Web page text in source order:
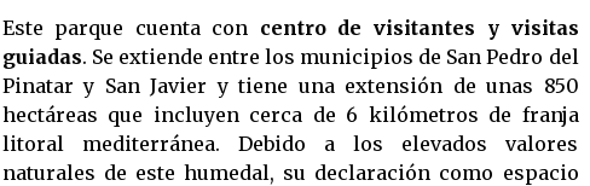
Este parque cuenta con centro de visitantes y visitas
guiadas. Se extiende entre los municipios de San Pedro del
Pinatar y San Javier y tiene una extensión de unas 850
hectáreas que incluyen cerca de 6 kilómetros de franja
litoral mediterránea. Debido a los elevados valores
naturales de este humedal, su declaración como espacio